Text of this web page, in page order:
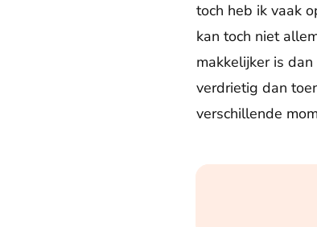
toch heb ik vaak
kan toch niet
makkelijker is
verdrietig dan
verschillende